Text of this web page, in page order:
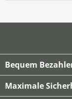
Bequem
Maximale